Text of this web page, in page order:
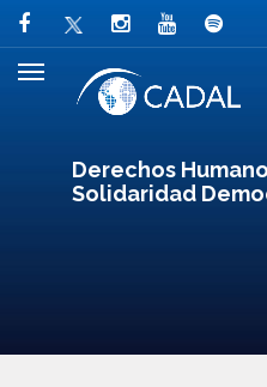
Derechos
Solidaridad